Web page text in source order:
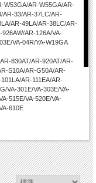
W53GA/AR-W55GA/AR-
AR-33/AR-37LC/AR-
AR-49LA/AR-38LC/AR-
AR-126A/VA-
VA-04R/YA-W19GA
830AT/AR-920AT/AR-
S10A/AR-G50A/AR-
AR-111EA/AR-
VA-301E/VA-303E/VA-
515E/VA-520E/VA-
610E